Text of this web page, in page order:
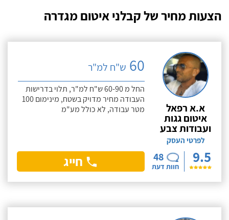
הצעות מחיר של קבלני איטום מגדרה
א.א רפאל
איטום גגות
ועבודות צבע
לפרטי העסק
9.5
48
חוות דעת
60 ש"ח למ"ר
החל מ 60-90 ש"ח למ"ר, תלוי בדרישות
העבודה מחיר מדויק בשטח, מינימום 100
מטר עבודה, לא כולל מע"מ
חייג